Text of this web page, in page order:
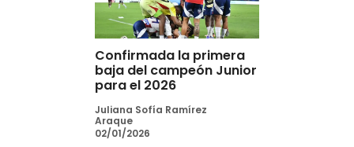
Confirmada la primera
baja del campeón Junior
para el 2026
Juliana Sofía Ramírez
Araque
02/01/2026